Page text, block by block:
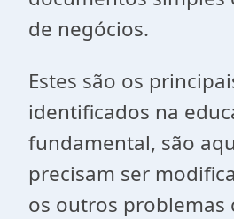
de negócios.
Estes são os
identificados na
fundamental, são
precisam ser
os outros problemas